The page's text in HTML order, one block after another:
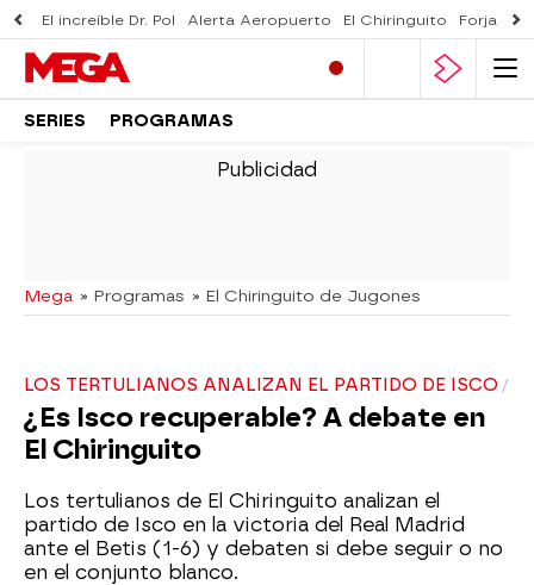
El increíble Dr. Pol Alerta Aeropuerto El Chiringuito Forjado
SERIES PROGRAMAS
Mega » Programas » El Chiringuito de Jugones
LOS TERTULIANOS ANALIZAN EL PARTIDO DE ISCO
¿Es Isco recuperable? A debate en
El Chiringuito
Los tertulianos de El Chiringuito analizan el
partido de Isco en la victoria del Real Madrid
ante el Betis (1-6) y debaten si debe seguir o no
en el conjunto blanco.